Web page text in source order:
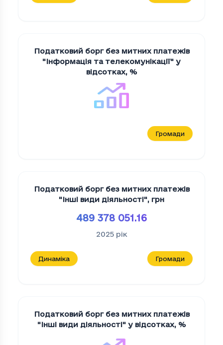
Податковий борг без митних платежів
"Iнформацiя та телекомунiкацiї" у
відсотках, %
Громади
Податковий борг без митних платежів
"Iншi види дiяльностi", грн
489 378 051.16
2025 рік
Динаміка Громади
Податковий борг без митних платежів
"Iншi види дiяльностi" у відсотках, %